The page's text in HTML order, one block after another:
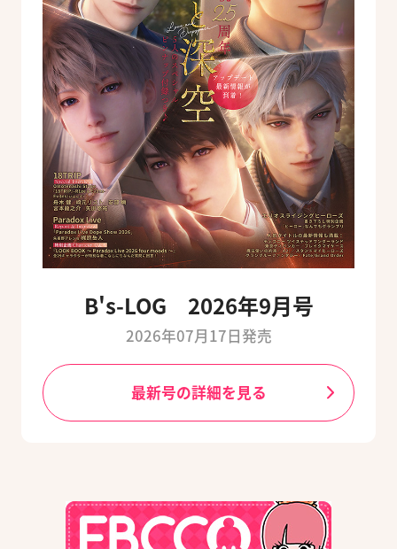
B's-LOG 2026年9月号
2026年07月17日発売
最新号の詳細を見る